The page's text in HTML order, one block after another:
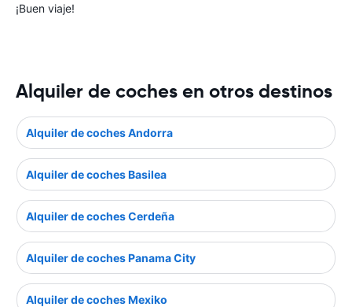
¡Buen viaje!
Alquiler de coches en otros destinos
Alquiler de coches Andorra
Alquiler de coches Basilea
Alquiler de coches Cerdeña
Alquiler de coches Panama City
Alquiler de coches Mexiko